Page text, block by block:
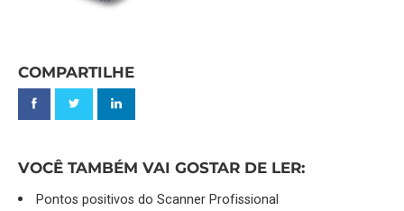
COMPARTILHE
VOCÊ TAMBÉM VAI GOSTAR DE LER:
Pontos positivos do Scanner Profissional